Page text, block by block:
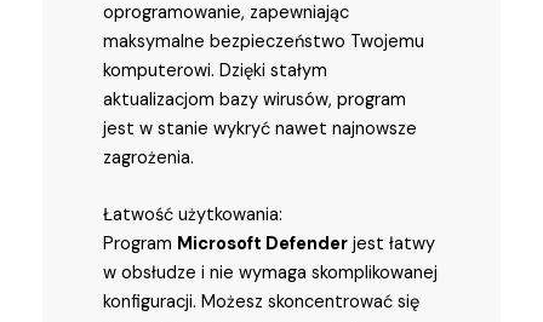
oprogramowanie, zapewniając
maksymalne bezpieczeństwo Twojemu
komputerowi. Dzięki stałym
aktualizacjom bazy wirusów, program
jest w stanie wykryć nawet najnowsze
zagrożenia.
Łatwość użytkowania:
Program Microsoft Defender jest łatwy
w obsłudze i nie wymaga skomplikowanej
konfiguracji. Możesz skoncentrować się